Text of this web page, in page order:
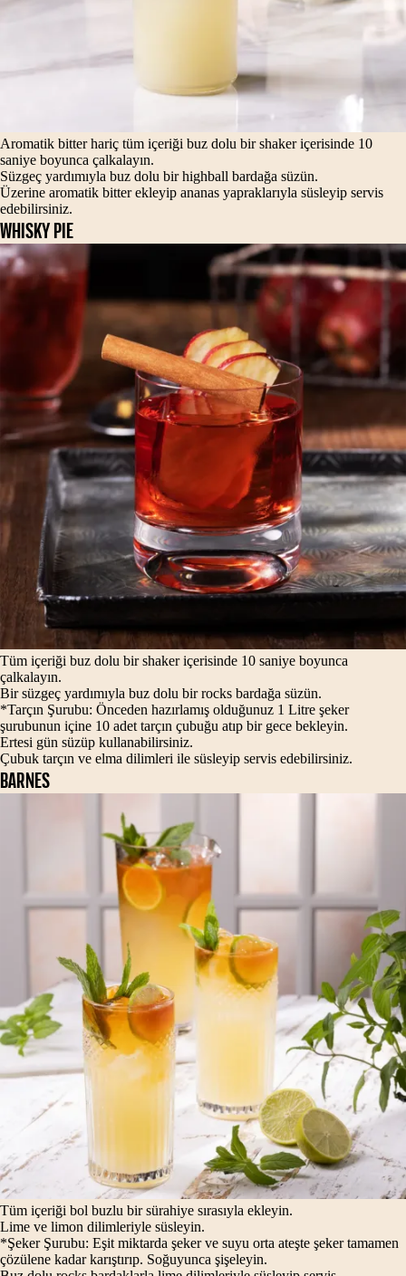
Aromatik bitter hariç tüm içeriği buz dolu bir shaker içerisinde 10
saniye boyunca çalkalayın.
Süzgeç yardımıyla buz dolu bir highball bardağa süzün.
Üzerine aromatik bitter ekleyip ananas yapraklarıyla süsleyip servis
edebilirsiniz.
WHISKY PIE
Tüm içeriği buz dolu bir shaker içerisinde 10 saniye boyunca
çalkalayın.
Bir süzgeç yardımıyla buz dolu bir rocks bardağa süzün.
*Tarçın Şurubu: Önceden hazırlamış olduğunuz 1 Litre şeker
şurubunun içine 10 adet tarçın çubuğu atıp bir gece bekleyin.
Ertesi gün süzüp kullanabilirsiniz.
Çubuk tarçın ve elma dilimleri ile süsleyip servis edebilirsiniz.
BARNES
Tüm içeriği bol buzlu bir sürahiye sırasıyla ekleyin.
Lime ve limon dilimleriyle süsleyin.
*Şeker Şurubu: Eşit miktarda şeker ve suyu orta ateşte şeker tamamen
çözülene kadar karıştırıp. Soğuyunca şişeleyin.